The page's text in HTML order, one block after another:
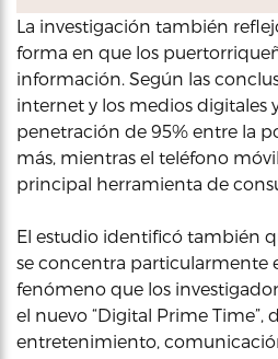
La investigación también
forma en que los
información. Según las
internet y los medios digitales
penetración de 95% entre la
más, mientras el teléfono
principal herramienta de
El estudio identificó también
se concentra particularmente
fenómeno que los
el nuevo “Digital Prime
entretenimiento,